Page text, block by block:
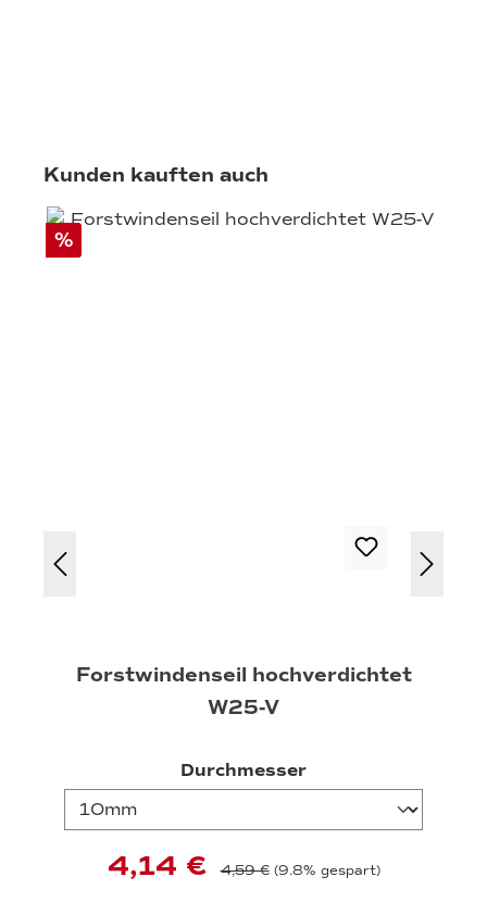
Produktgalerie überspringen
Kunden kauften auch
%
Forstwindenseil hochverdichtet
W25-V
Durchmesserauswählen
4,14 € 4,59 € (9.8% gespart)